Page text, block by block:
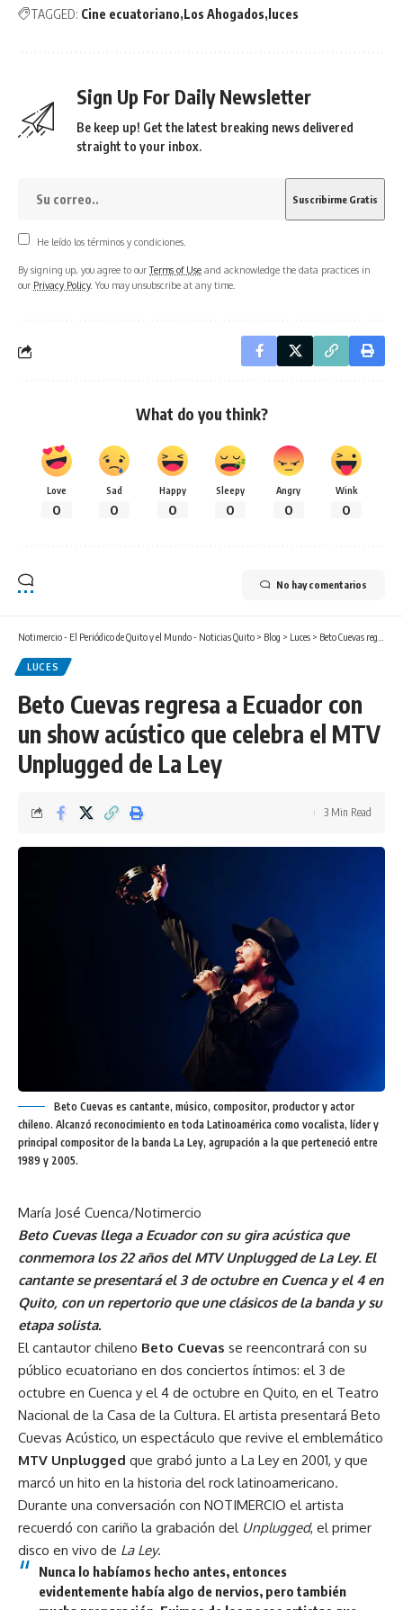
TAGGED: Cine ecuatoriano Los Ahogados luces
Sign Up For Daily Newsletter
Be keep up! Get the latest breaking news delivered
straight to your inbox.
He leído los términos y condiciones.
By signing up, you agree to ourTerms of Use and acknowledge the data practices in
our Privacy Policy. You may unsubscribe at any time.
What do you think?
Love
0
Sad
0
Happy
0
Sleepy
0
Angry
0
Wink
0
No hay comentarios
Notimercio - El Periódico de Quito y el Mundo - Noticias Quito > Blog > Luces > Beto Cuevas regresa a Ecuador con un show acústico que celebra el MTV Unplugged de La Ley
LUCES
Beto Cuevas regresa a Ecuador con
un show acústico que celebra el MTV
Unplugged de La Ley
3 Min Read
Beto Cuevas es cantante, músico, compositor, productor y actor
chileno. Alcanzó reconocimiento en toda Latinoamérica como vocalista, líder y
principal compositor de la banda La Ley, agrupación a la que perteneció entre
1989 y 2005.
María José Cuenca/Notimercio
Beto Cuevas llega a Ecuador con su gira acústica que
conmemora los 22 años del MTV Unplugged de La Ley. El
cantante se presentará el 3 de octubre en Cuenca y el 4 en
Quito, con un repertorio que une clásicos de la banda y su
etapa solista.
El cantautor chileno Beto Cuevas se reencontrará con su
público ecuatoriano en dos conciertos íntimos: el 3 de
octubre en Cuenca y el 4 de octubre en Quito, en el Teatro
Nacional de la Casa de la Cultura. El artista presentará Beto
Cuevas Acústico, un espectáculo que revive el emblemático
MTV Unplugged que grabó junto a La Ley en 2001, y que
marcó un hito en la historia del rock latinoamericano.
Durante una conversación con NOTIMERCIO el artista
recuerdó con cariño la grabación del Unplugged, el primer
disco en vivo de La Ley.
Nunca lo habíamos hecho antes, entonces
evidentemente había algo de nervios, pero también